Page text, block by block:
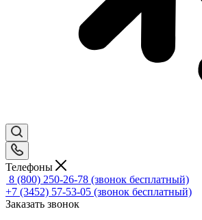
Телефоны
8 (800) 250-26-78 (звонок бесплатный)
+7 (3452) 57-53-05 (звонок бесплатный)
Заказать звонок